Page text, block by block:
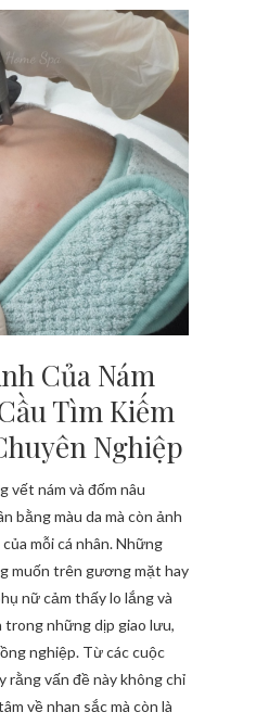
Của Nám
Tìm Kiếm
Nghiệp
vết nám và đốm nâu
bằng màu da mà còn ảnh
mỗi cá nhân. Những
muốn trên gương mặt hay
nữ cảm thấy lo lắng và
trong những dịp giao lưu,
nghiệp. Từ các cuộc
rằng vấn đề này không chỉ
về nhan sắc mà còn là